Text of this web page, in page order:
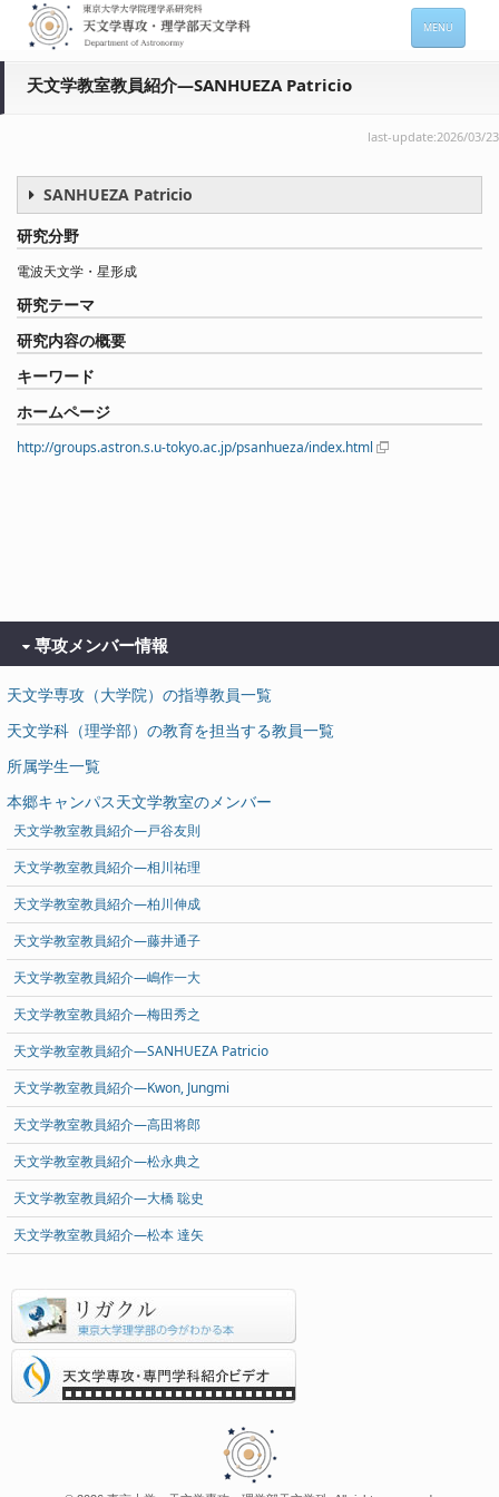
MENU
入進学希望の方
在学生向け情報
セミナー情報 (本郷)
お問い合わせ
Sitemap Japanese
天文学教室教員紹介―SANHUEZA Patricio
last-update:2026/03/23
SANHUEZA Patricio
研究分野
電波天文学・星形成
研究テーマ
研究内容の概要
キーワード
ホームページ
http://groups.astron.s.u-tokyo.ac.jp/psanhueza/index.html
専攻メンバー情報
天文学専攻（大学院）の指導教員一覧
天文学科（理学部）の教育を担当する教員一覧
所属学生一覧
本郷キャンパス天文学教室のメンバー
天文学教室教員紹介―戸谷友則
天文学教室教員紹介―相川祐理
天文学教室教員紹介―柏川伸成
天文学教室教員紹介―藤井通子
天文学教室教員紹介―嶋作一大
天文学教室教員紹介―梅田秀之
天文学教室教員紹介―SANHUEZA Patricio
天文学教室教員紹介―Kwon, Jungmi
天文学教室教員紹介―高田将郎
天文学教室教員紹介―松永典之
天文学教室教員紹介―大橋 聡史
天文学教室教員紹介―松本 達矢